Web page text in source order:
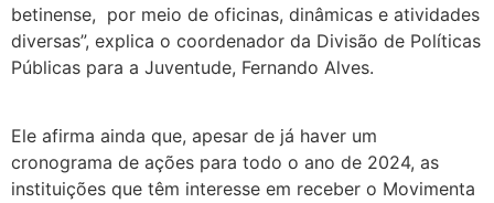
betinense, por meio de oficinas, dinâmicas e atividades
diversas”, explica o coordenador da Divisão de Políticas
Públicas para a Juventude, Fernando Alves.
Ele afirma ainda que, apesar de já haver um
cronograma de ações para todo o ano de 2024, as
instituições que têm interesse em receber o Movimenta